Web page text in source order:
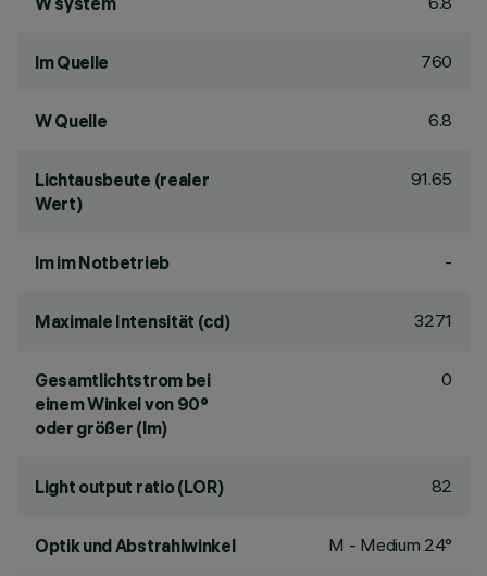
lm Quelle 760
W Quelle 6.8
Lichtausbeute (realer
Wert)
91.65
lm im Notbetrieb -
Maximale Intensität (cd) 3271
Gesamtlichtstrom bei
einem Winkel von 90°
oder größer (lm)
0
Light output ratio (LOR) 82
Optik und Abstrahlwinkel M - Medium 24°